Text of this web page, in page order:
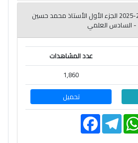
o
o
k
r
a
m
ملزمة الكيمياء 2024-2025 الجزء الأول الأستاذ محمد حسين
- السادس العلمي
عدد المشاهدات
1,860
تحميل
F
a
c
T
e
l